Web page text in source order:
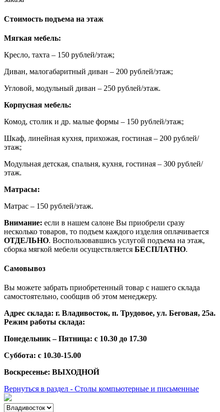
Стоимость подъема на этаж
Мягкая мебель:
Кресло, тахта – 150 рублей/этаж;
Диван, малогабаритный диван – 200 рублей/этаж;
Угловой, модульный диван – 250 рублей/этаж.
Корпусная мебель:
Комод, столик и др. малые формы – 150 рублей/этаж;
Шкаф, линейная кухня, прихожая, гостиная – 200 рублей/
этаж;
Модульная детская, спальня, кухня, гостиная – 300 рублей/
этаж.
Матрасы:
Матрас – 150 рублей/этаж.
Внимание: если в нашем салоне Вы приобрели сразу
несколько товаров, то подъем каждого изделия оплачивается
ОТДЕЛЬНО. Воспользовавшись услугой подъема на этаж,
сборка мягкой мебели осуществляется БЕСПЛАТНО.
Самовывоз
Вы можете забрать приобретенный товар с нашего склада
самостоятельно, сообщив об этом менеджеру.
Адрес склада: г. Владивосток, п. Трудовое, ул. Беговая, 25а.
Режим работы склада:
Понедельник – Пятница: с 10.30 до 17.30
Суббота: с 10.30-15.00
Воскресенье: ВЫХОДНОЙ
Вернуться в раздел - Столы компьютерные и письменные